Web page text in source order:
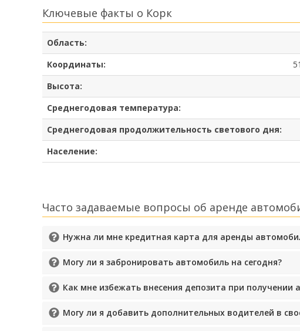
Ключевые факты о Корк
Область:
Координаты:
Высота:
Среднегодовая температура:
Среднегодовая продолжительность светового дня:
Население:
Часто задаваемые вопросы об аренде
Нужна ли мне кредитная карта для аренды
Могу ли я забронировать автомобиль на сегодня?
Как мне избежать внесения депозита при получении
Могу ли я добавить дополнительных водителей в